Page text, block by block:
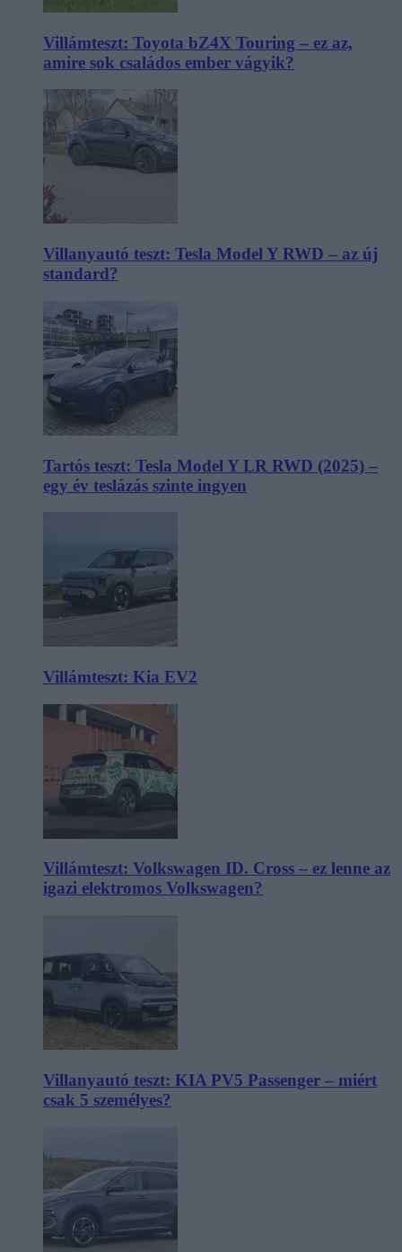
Villámteszt: Toyota bZ4X Touring – ez az,
amire sok családos ember vágyik?
Villanyautó teszt: Tesla Model Y RWD – az új
standard?
Tartós teszt: Tesla Model Y LR RWD (2025) –
egy év teslázás szinte ingyen
Villámteszt: Kia EV2
Villámteszt: Volkswagen ID. Cross – ez lenne az
igazi elektromos Volkswagen?
Villanyautó teszt: KIA PV5 Passenger – miért
csak 5 személyes?